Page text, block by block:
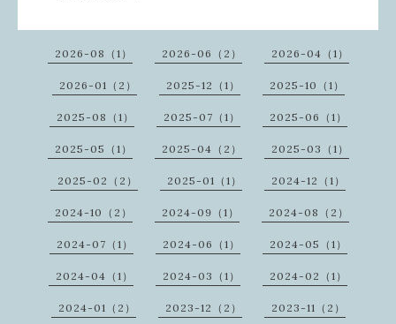
2026-08（1） 2026-06（2） 2026-04（1）
2026-01（2） 2025-12（1） 2025-10（1）
2025-08（1） 2025-07（1） 2025-06（1）
2025-05（1） 2025-04（2） 2025-03（1）
2025-02（2） 2025-01（1） 2024-12（1）
2024-10（2） 2024-09（1） 2024-08（2）
2024-07（1） 2024-06（1） 2024-05（1）
2024-04（1） 2024-03（1） 2024-02（1）
2024-01（2） 2023-12（2） 2023-11（2）